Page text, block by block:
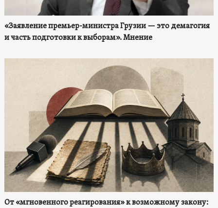
«Заявление премьер-министра Грузии — это демагогия
и часть подготовки к выборам». Мнение
От «мгновенного реагирования» к возможному закону: